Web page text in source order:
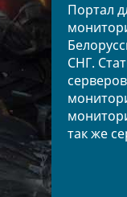
Портал
СНГ.
так же